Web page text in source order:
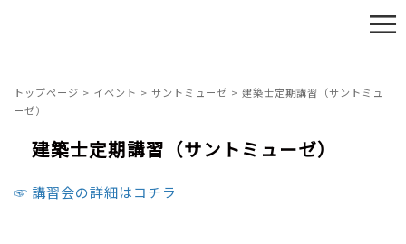
≡
トップページ > イベント > サントミューゼ > 建築士定期講習（サントミュ
ーゼ）
建築士定期講習（サントミューゼ）
☞ 講習会の詳細はコチラ